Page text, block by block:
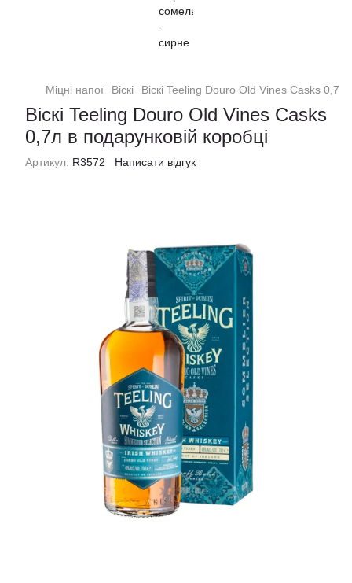
Міцні напої Віскі Віскі Teeling Douro Old Vines Casks 0,7л
Віскі Teeling Douro Old Vines Casks
0,7л в подарунковій коробці
Артикул: R3572 Написати відгук